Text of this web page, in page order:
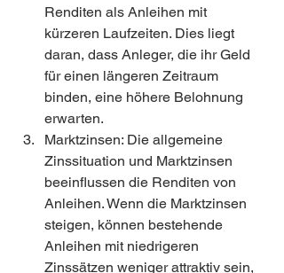
Renditen als Anleihen mit
kürzeren Laufzeiten. Dies liegt
daran, dass Anleger, die ihr Geld
für einen längeren Zeitraum
binden, eine höhere Belohnung
erwarten.
Marktzinsen: Die allgemeine
Zinssituation und Marktzinsen
beeinflussen die Renditen von
Anleihen. Wenn die Marktzinsen
steigen, können bestehende
Anleihen mit niedrigeren
Zinssätzen weniger attraktiv sein,